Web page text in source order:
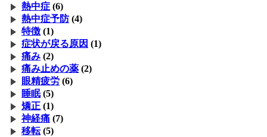
熱中症 (6)
熱中症予防(4)
特徴 (1)
症状が戻る原因 (1)
痛み (2)
痛み止めの薬 (2)
眼精疲労 (6)
睡眠(5)
矯正 (1)
神経痛 (7)
移転(5)